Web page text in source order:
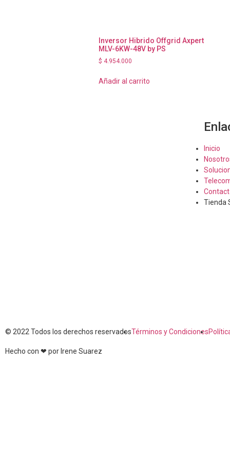
Inversor Hibrido Offgrid Axpert
MLV-6KW-48V by PS
$ 4.954.000
Añadir al carrito
Inicio
Tienda
© 2022 Todos los derechos reservadosTérminos y Condiciones
Hecho con ❤ por Irene Suarez